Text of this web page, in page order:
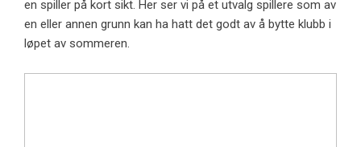
en spiller på kort sikt. Her ser vi på et utvalg spillere som av
en eller annen grunn kan ha hatt det godt av å bytte klubb i
løpet av sommeren.